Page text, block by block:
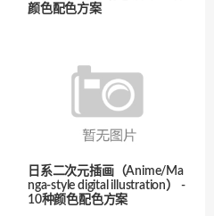
颜色配色方案
日系二次元插画（Anime/Ma
nga-style digital illustration） -
10种颜色配色方案